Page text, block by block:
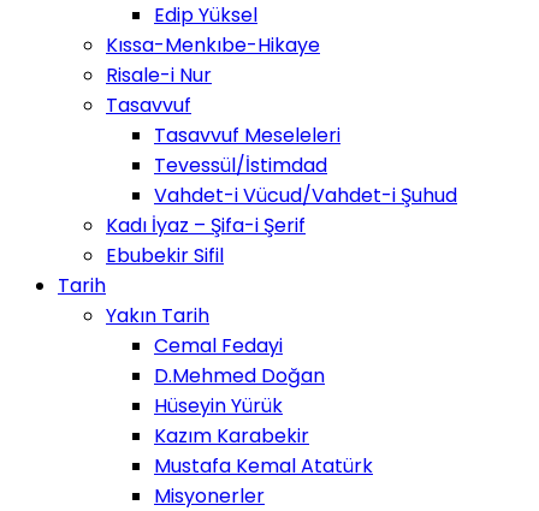
Edip Yüksel
Kıssa-Menkıbe-Hikaye
Risale-i Nur
Tasavvuf
Tasavvuf Meseleleri
Tevessül/İstimdad
Vahdet-i Vücud/Vahdet-i Şuhud
Kadı İyaz – Şifa-i Şerif
Ebubekir Sifil
Tarih
Yakın Tarih
Cemal Fedayi
D.Mehmed Doğan
Hüseyin Yürük
Kazım Karabekir
Mustafa Kemal Atatürk
Misyonerler